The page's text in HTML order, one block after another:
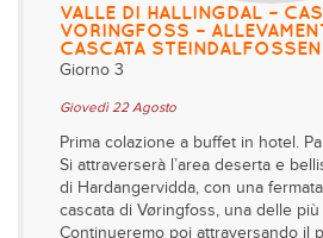
VALLE DI HALLINGDAL –
VORINGFOSS –
CASCATA
Giorno 3
Giovedì 22 Agosto
Prima colazione a buffet in hotel.
Si attraverserà l’area deserta e
di Hardangervidda, con una
cascata di Vøringfoss, una delle
Continueremo poi attraversando il